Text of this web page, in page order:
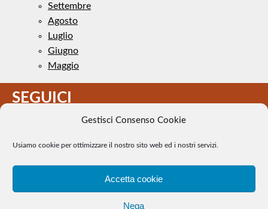
Gestisci Consenso Cookie
Usiamo cookie per ottimizzare il nostro sito web ed i nostri servizi.
Accetta cookie
Nega
Settembre
Agosto
Luglio
Giugno
Maggio
SEGUICI